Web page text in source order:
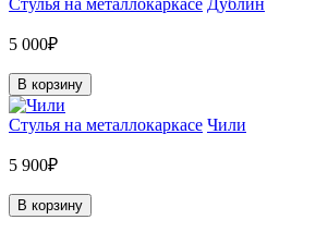
5 000₽
В корзину
Стулья на металлокаркасе Чили
5 900₽
В корзину